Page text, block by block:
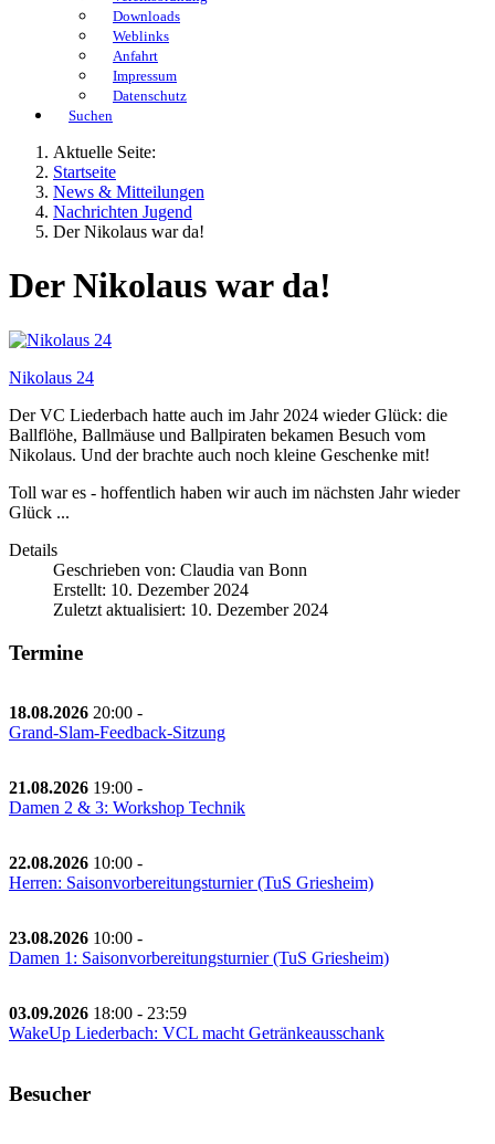
Downloads
Weblinks
Anfahrt
Impressum
Datenschutz
Suchen
Aktuelle Seite:
Startseite
News & Mitteilungen
Nachrichten Jugend
Der Nikolaus war da!
Der Nikolaus war da!
Nikolaus 24
Der VC Liederbach hatte auch im Jahr 2024 wieder Glück: die
Ballflöhe, Ballmäuse und Ballpiraten bekamen Besuch vom
Nikolaus. Und der brachte auch noch kleine Geschenke mit!
Toll war es - hoffentlich haben wir auch im nächsten Jahr wieder
Glück ...
Details
Geschrieben von: Claudia van Bonn
Erstellt: 10. Dezember 2024
Zuletzt aktualisiert: 10. Dezember 2024
Termine
18.08.2026 20:00 -
Grand-Slam-Feedback-Sitzung
21.08.2026 19:00 -
Damen 2 & 3: Workshop Technik
22.08.2026 10:00 -
Herren: Saisonvorbereitungsturnier (TuS Griesheim)
23.08.2026 10:00 -
Damen 1: Saisonvorbereitungsturnier (TuS Griesheim)
03.09.2026 18:00 - 23:59
WakeUp Liederbach: VCL macht Getränkeausschank
Besucher